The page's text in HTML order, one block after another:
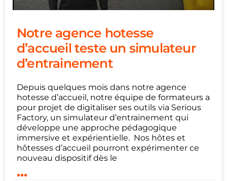
Notre agence hotesse
d’accueil teste un simulateur
d’entrainement
Depuis quelques mois dans notre agence
hotesse d’accueil, notre équipe de formateurs a
pour projet de digitaliser ses outils via Serious
Factory, un simulateur d’entrainement qui
développe une approche pédagogique
immersive et expérientielle. Nos hôtes et
hôtesses d’accueil pourront expérimenter ce
nouveau dispositif dès le
...